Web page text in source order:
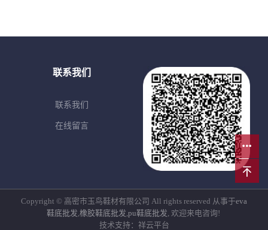
联系我们
联系我们
在线留言
Copyright © 高密市玉鸟鞋材有限公司 All rights reserved 从事于eva
鞋底批发 橡胶鞋底批发 pu鞋底批发 , 欢迎来电咨询!
技术支持：祥云平台